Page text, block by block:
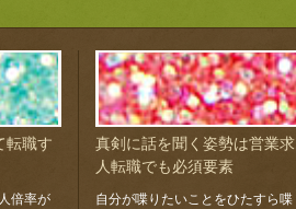
転職す
倍率が
真剣に話を聞く姿勢は営業求
人転職でも必須要素
自分が喋りたいことをひたすら喋